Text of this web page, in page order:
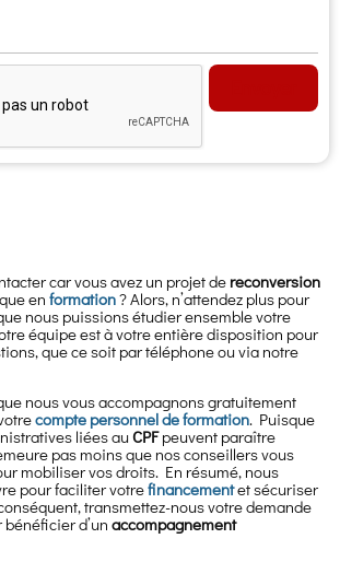
car vous avez un projet de reconversion
en formation? Alors, n’attendez plus pour
nous puissions étudier ensemble votre
équipe est à votre entière disposition pour
que ce soit par téléphone ou via notre
nous vous accompagnons gratuitement
compte personnel de formation. Puisque
liées auCPFpeuvent paraître
pas moins que nos conseillers vous
mobiliser vos droits. En résumé, nous
pour faciliter votrefinancementet sécuriser
transmettez-nous votre demande
d’un accompagnement